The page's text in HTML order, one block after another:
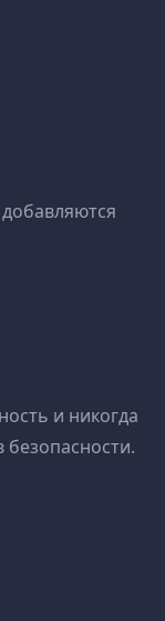
и никогда